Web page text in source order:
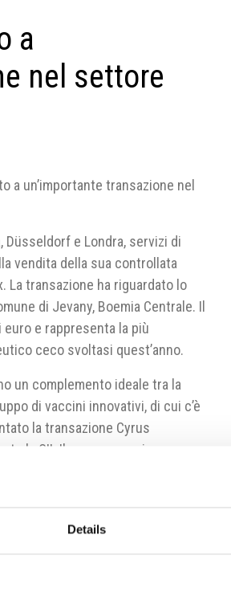
Details
a
nel settore
a un’importante transazione nel
e Londra, servizi di
vendita della sua controllata
La transazione ha riguardato lo
di Jevany, Boemia Centrale. Il
e rappresenta la più
ceco svoltasi quest’anno.
un complemento ideale tra la
di vaccini innovativi, di cui c’è
la transazione Cyrus
la SII. Il gruppo americano
il virus Sars-CoV-2, che si
della Praha Vaccines
del vaccino all’anno, ha fatto